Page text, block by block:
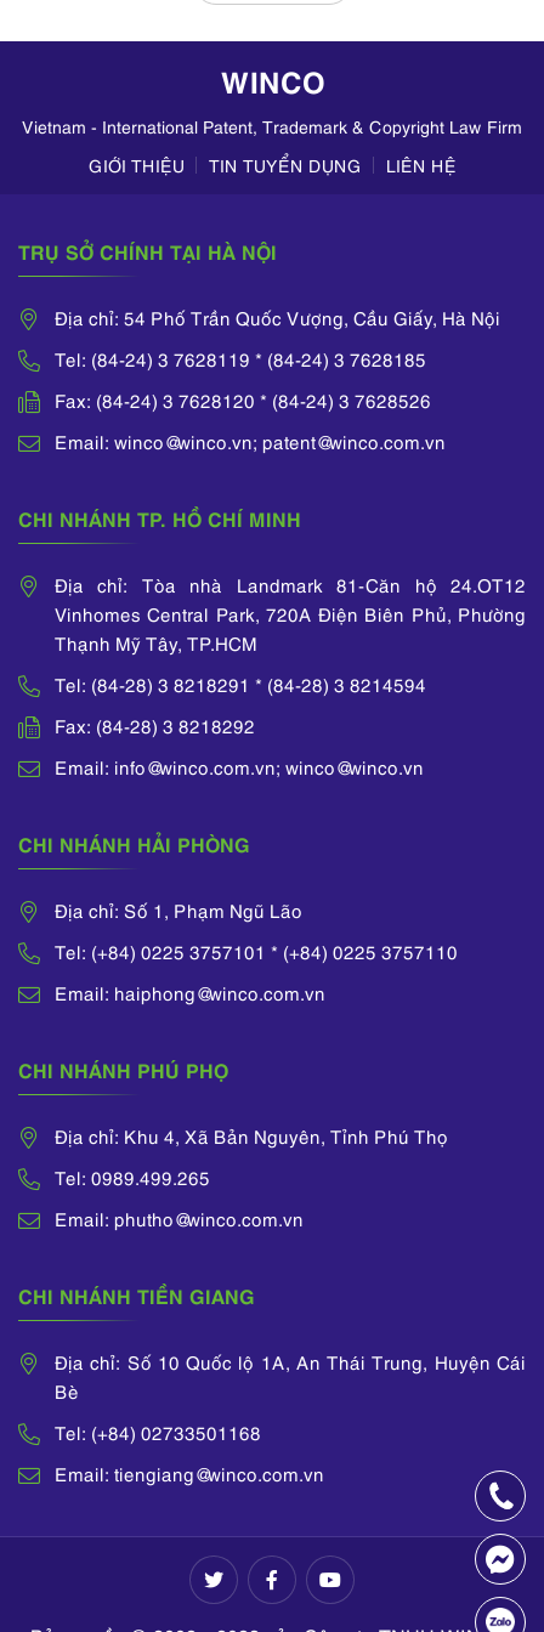
WINCO
Vietnam - International Patent, Trademark & Copyright Law Firm
GIỚI THIỆU
TIN TUYỂN DỤNG LIÊN HỆ
TRỤ SỞ CHÍNH TẠI HÀ NỘI
Địa chỉ: 54 Phố Trần Quốc Vượng, Cầu Giấy, Hà Nội
Tel: (84-24) 3 7628119 * (84-24) 3 7628185
Fax: (84-24) 3 7628120 * (84-24) 3 7628526
Email: winco@winco.vn; patent@winco.com.vn
CHI NHÁNH TP. HỒ CHÍ MINH
Địa chỉ: Tòa nhà Landmark 81-Căn hộ 24.OT12
Vinhomes Central Park, 720A Điện Biên Phủ, Phường
Thạnh Mỹ Tây, TP.HCM
Tel: (84-28) 3 8218291 * (84-28) 3 8214594
Fax: (84-28) 3 8218292
Email: info@winco.com.vn; winco@winco.vn
CHI NHÁNH HẢI PHÒNG
Địa chỉ: Số 1, Phạm Ngũ Lão
Tel: (+84) 0225 3757101 * (+84) 0225 3757110
Email: haiphong@winco.com.vn
CHI NHÁNH PHÚ PHỌ
Địa chỉ: Khu 4, Xã Bản Nguyên, Tỉnh Phú Thọ
Tel: 0989.499.265
Email: phutho@winco.com.vn
CHI NHÁNH TIỀN GIANG
Địa chỉ: Số 10 Quốc lộ 1A, An Thái Trung, Huyện Cái
Bè
Tel: (+84) 02733501168
Email: tiengiang@winco.com.vn